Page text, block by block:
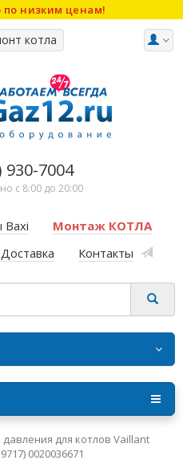
по низким ценам!
котла
930-7004
с 8:00 до 20:00
Baxi
Монтаж КОТЛА
Доставка Контакты
для котлов Vaillant
0020036671